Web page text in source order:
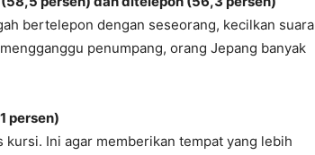
bertelepon dengan seseorang, kecilkan suara
penumpang, orang Jepang banyak
persen)
kursi. Ini agar memberikan tempat yang lebih